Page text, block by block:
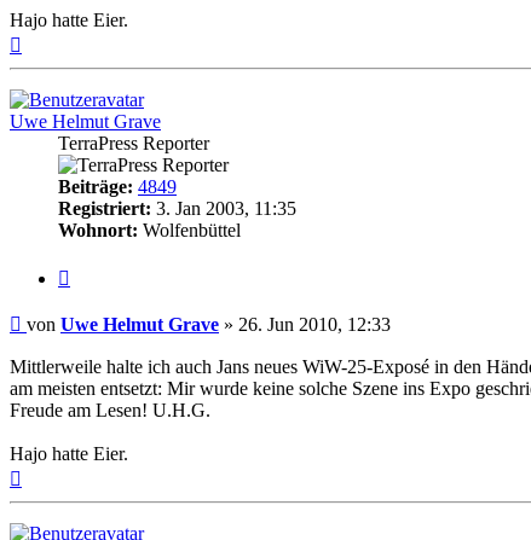
Hajo hatte Eier.
Uwe Helmut Grave
TerraPress Reporter
Beiträge: 4849
Registriert: 3. Jan 2003, 11:35
Wohnort: Wolfenbüttel
Beitrag
von Uwe Helmut Grave » 26. Jun 2010, 12:33
Mittlerweile halte ich auch Jans neues WiW-25-Exposé in den
am meisten entsetzt: Mir wurde keine solche Szene ins Expo
Freude am Lesen! U.H.G.
Hajo hatte Eier.